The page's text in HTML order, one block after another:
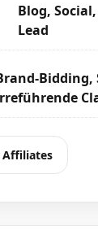
Blog,
Lead
Bidding,
Affiliates